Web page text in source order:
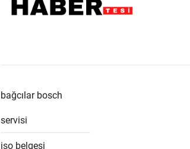
bağcılar bosch
servisi
iso belgesi